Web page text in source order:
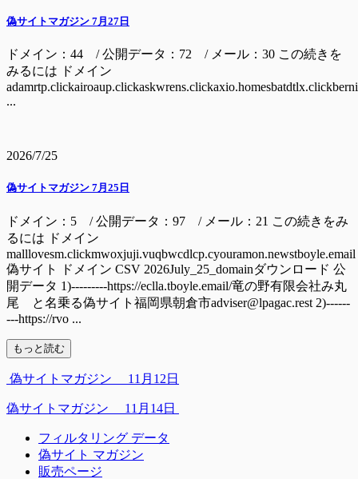
偽サイトマガジン 7月27日
ドメイン：44 / 公開データ：72 / メール：30 この続きを
みるには ドメイン
...
2026/7/25
偽サイトマガジン 7月25日
ドメイン：5 / 公開データ：97 / メール：21 この続きをみ
るには ドメイン
malllovesm.clickmwoxjuji.vuqbwcdlcp.cyouramon.newstboyle.email
偽サイト ドメイン CSV 2026July_25_domainダウンロード 公
開データ 1)---------https://eclla.tboyle.email/竜の野有限会社み丸
尾 と名乗る偽サイト福岡県朝倉市adviser@lpagac.rest 2)------
---https://rvo ...
もっと読む
偽サイトマガジン 11月12日
偽サイトマガジン 11月14日
フィルタリング データ
偽サイト マガジン
販売ページ